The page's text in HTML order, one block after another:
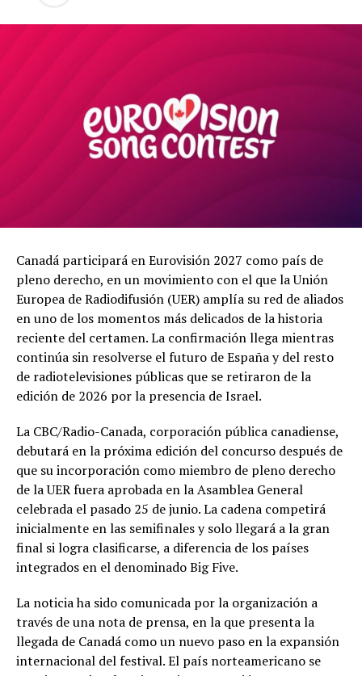
Canadá participará en Eurovisión 2027 como país de
pleno derecho, en un movimiento con el que la Unión
Europea de Radiodifusión (UER) amplía su red de aliados
en uno de los momentos más delicados de la historia
reciente del certamen. La confirmación llega mientras
continúa sin resolverse el futuro de España y del resto
de radiotelevisiones públicas que se retiraron de la
edición de 2026 por la presencia de Israel.
La CBC/Radio-Canada, corporación pública canadiense,
debutará en la próxima edición del concurso después de
que su incorporación como miembro de pleno derecho
de la UER fuera aprobada en la Asamblea General
celebrada el pasado 25 de junio. La cadena competirá
inicialmente en las semifinales y solo llegará a la gran
final si logra clasificarse, a diferencia de los países
integrados en el denominado Big Five.
La noticia ha sido comunicada por la organización a
través de una nota de prensa, en la que presenta la
llegada de Canadá como un nuevo paso en la expansión
internacional del festival. El país norteamericano se